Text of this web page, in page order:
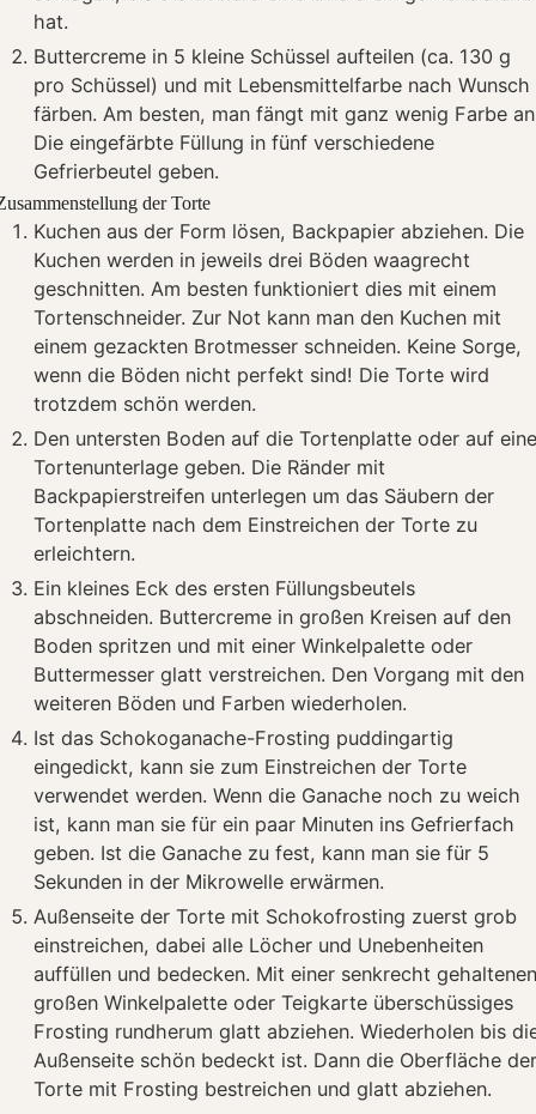
hat.
Buttercreme in 5 kleine Schüssel aufteilen (ca. 130 g
pro Schüssel) und mit Lebensmittelfarbe nach Wunsch
färben. Am besten, man fängt mit ganz wenig Farbe
Die eingefärbte Füllung in fünf verschiedene
Gefrierbeutel geben.
der Torte
Kuchen aus der Form lösen, Backpapier abziehen. Die
Kuchen werden in jeweils drei Böden waagrecht
geschnitten. Am besten funktioniert dies mit einem
Tortenschneider. Zur Not kann man den Kuchen mit
einem gezackten Brotmesser schneiden. Keine Sorge,
wenn die Böden nicht perfekt sind! Die Torte wird
trotzdem schön werden.
Den untersten Boden auf die Tortenplatte oder auf
Tortenunterlage geben. Die Ränder mit
Backpapierstreifen unterlegen um das Säubern der
Tortenplatte nach dem Einstreichen der Torte zu
erleichtern.
Ein kleines Eck des ersten Füllungsbeutels
abschneiden. Buttercreme in großen Kreisen auf den
Boden spritzen und mit einer Winkelpalette oder
Buttermesser glatt verstreichen. Den Vorgang mit den
weiteren Böden und Farben wiederholen.
Ist das Schokoganache-Frosting puddingartig
eingedickt, kann sie zum Einstreichen der Torte
verwendet werden. Wenn die Ganache noch zu weich
ist, kann man sie für ein paar Minuten ins Gefrierfach
geben. Ist die Ganache zu fest, kann man sie für 5
Sekunden in der Mikrowelle erwärmen.
Außenseite der Torte mit Schokofrosting zuerst grob
einstreichen, dabei alle Löcher und Unebenheiten
auffüllen und bedecken. Mit einer senkrecht
großen Winkelpalette oder Teigkarte überschüssiges
Frosting rundherum glatt abziehen. Wiederholen bis
Außenseite schön bedeckt ist. Dann die Oberfläche
Torte mit Frosting bestreichen und glatt abziehen.